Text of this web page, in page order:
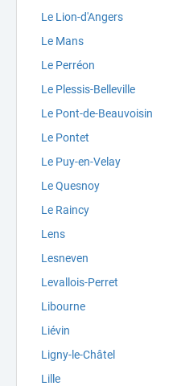
Le Lion-d'Angers
Le Mans
Le Perréon
Le Plessis-Belleville
Le Pont-de-Beauvoisin
Le Pontet
Le Puy-en-Velay
Le Quesnoy
Le Raincy
Lens
Lesneven
Levallois-Perret
Libourne
Liévin
Ligny-le-Châtel
Lille